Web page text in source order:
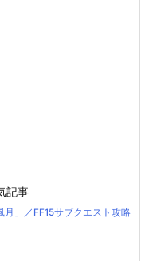
記事
月」／FF15サブクエスト攻略